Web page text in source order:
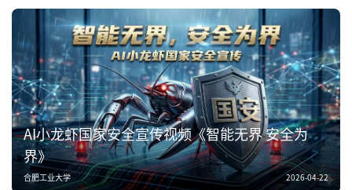
AI小龙虾国家安全宣传视频《智能无界 安全为
界》
合肥工业大学 2026-04-22